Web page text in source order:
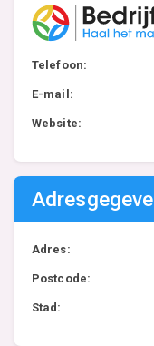
Telefoon:
E-mail:
Website:
Adres:
Postcode:
Stad: